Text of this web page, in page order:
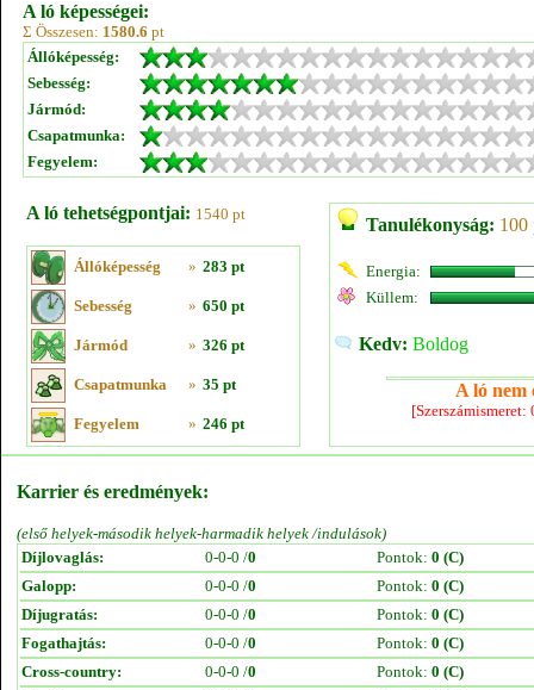
A ló képességei:
Σ Összesen: 1580.6 pt
Állóképesség:
Sebesség:
Jármód:
Csapatmunka:
Fegyelem:
A ló tehetségpontjai: 1540 pt
Állóképesség » 283 pt
Sebesség » 650 pt
Jármód » 326 pt
Csapatmunka » 35 pt
Fegyelem » 246 pt
Tanulékonyság: 100
Energia:
Küllem:
Kedv: Boldog
A ló nem
Karrier és eredmények:
(első helyek-második helyek-harmadik helyek /indulások)
Díjlovaglás:
0-0-0 /0 Pontok: 0 (C)
Galopp:
0-0-0 /0 Pontok: 0 (C)
Díjugratás:
0-0-0 /0 Pontok: 0 (C)
Fogathajtás:
0-0-0 /0 Pontok: 0 (C)
Cross-country:
0-0-0 /0 Pontok: 0 (C)